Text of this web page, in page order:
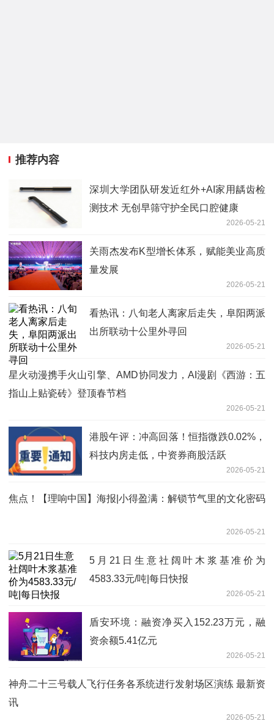
推荐内容
深圳大学团队研发近红外+AI家用龋齿检
测技术 无创早筛守护全民口腔健康
2026-05-21
关雨杰发布K型增长体系，赋能美业高质
量发展
2026-05-21
看热讯：八旬老人离家后走失，阜阳两派
出所联动十公里外寻回
2026-05-21
星火动漫携手火山引擎、AMD协同发力，AI漫剧《西游：五
指山上贴瓷砖》登顶春节档
2026-05-21
港股午评：冲高回落！恒指微跌0.02%，
科技内房走低，中资券商股活跃
2026-05-21
焦点！【理响中国】海报|小得盈满：解锁节气里的文化密码
2026-05-21
5月21日生意社阔叶木浆基准价为
4583.33元/吨|每日快报
2026-05-21
盾安环境：融资净买入152.23万元，融
资余额5.41亿元
2026-05-21
神舟二十三号载人飞行任务各系统进行发射场区演练 最新资
讯
2026-05-21